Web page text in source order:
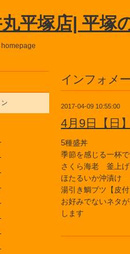
平塚店| 平塚
インフォメ
2017-04-09 10:55:00
4月9日【日
5種盛丼
季節を感じる一杯
さくら海老 釜上げ
ほたるいか沖漬け
湯引き鯛ブツ【皮
お好みでないネタ
します